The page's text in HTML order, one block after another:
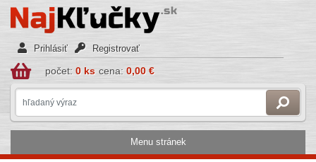
Prihlásiť Registrovať
počet: 0 ks cena: 0,00 €
Menu stránek